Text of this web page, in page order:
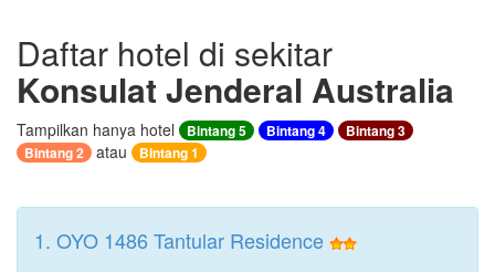
Daftar hotel di sekitar
Konsulat Jenderal Australia
Tampilkan hanya hotel Bintang 5 Bintang 4
Bintang 3
Bintang 2
atau Bintang 1
1. OYO 1486 Tantular Residence